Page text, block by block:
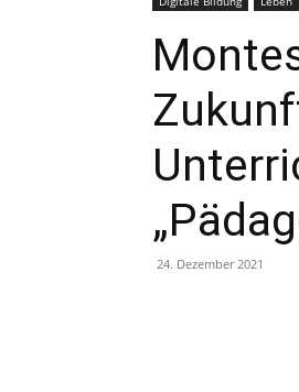
24. Dezember 2021